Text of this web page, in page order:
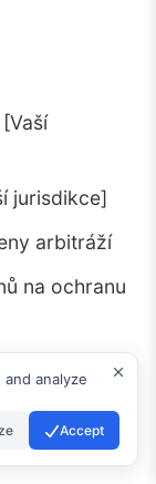
jurisdikce]
arbitráží
na ochranu
pro
analyze
Accept